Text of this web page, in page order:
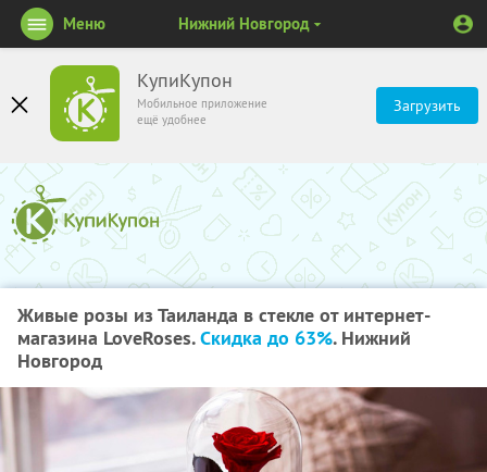
КупиКупон
Мобильное приложение
ещё удобнее
Загрузить
Меню Нижний Новгород
Живые розы из Таиланда в стекле от интернет-
магазина LoveRoses.Скидка до 63%. Нижний
Новгород